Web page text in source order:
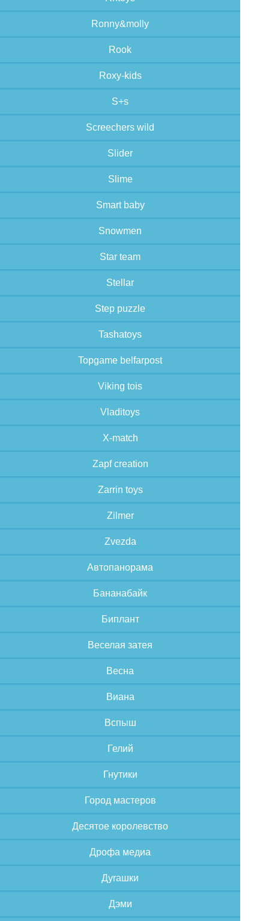
Ronny&molly
Rook
Roxy-kids
S+s
Screechers wild
Slider
Slime
Smart baby
Snowmen
Star team
Stellar
Step puzzle
Tashatoys
Topgame belfarpost
Viking tois
Vladitoys
X-match
Zapf creation
Zarrin toys
Zilmer
Zvezda
Автопанорама
Бананабайк
Биплант
Веселая затея
Весна
Виана
Вспыш
Гелий
Гнутики
Город мастеров
Десятое королевство
Дрофа медиа
Дуrашки
Дэми